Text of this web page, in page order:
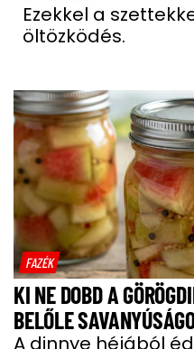
Ezekkel a
öltözködés.
FAZÉK
KI NE DOBD A
BELŐLE
A dinnye héjából